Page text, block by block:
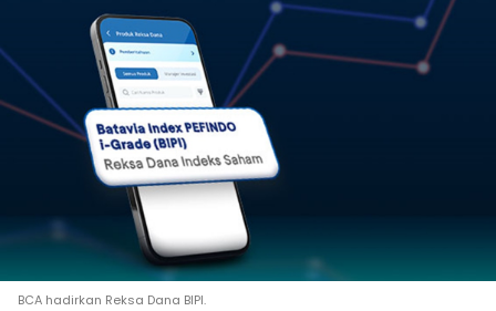
BCA hadirkan Reksa Dana BIPI.